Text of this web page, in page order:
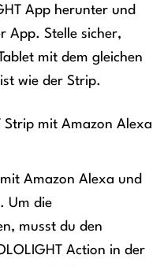
App herunter und
App. Stelle sicher,
mit dem gleichen
wie der Strip.
Strip mit Amazon Alexa
Amazon Alexa und
Um die
musst du den
Action in der